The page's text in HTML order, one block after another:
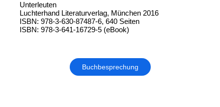
Unterleuten
Luchterhand Literaturverlag, München 2016
ISBN: 978-3-630-87487-6, 640 Seiten
ISBN: 978-3-641-16729-5 (eBook)
Buchbesprechung